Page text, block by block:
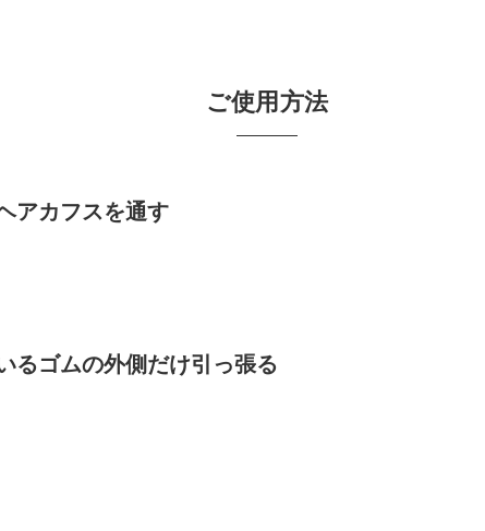
ご使用方法
アカフスを通す
るゴムの外側だけ引っ張る